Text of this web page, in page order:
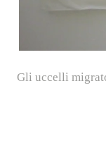
Gli uccelli